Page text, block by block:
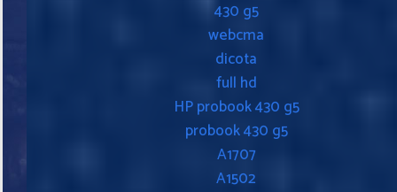
430 g5
webcma
dicota
full hd
HP probook 430 g5
probook 430 g5
A1707
A1502